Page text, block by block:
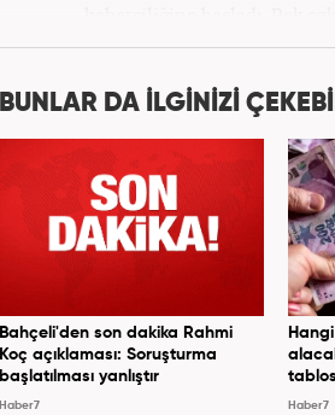
haberciliğine başladı. Pek
Haber7.com’da 7
BUNLAR DA İLGİNİZİ
Bahçeli'den son dakika Rahmi
Koç açıklaması: Soruşturma
başlatılması yanlıştır
Haber7 Haber7